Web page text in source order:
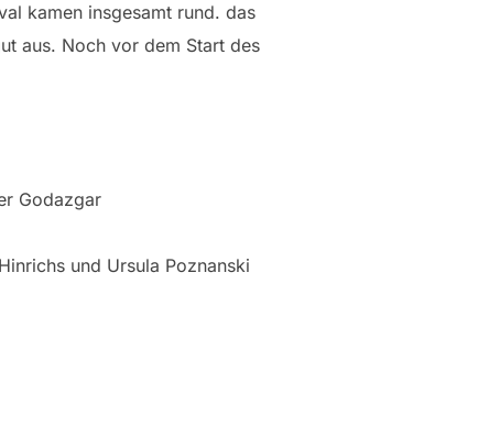
kamen insgesamt rund. das
aus. Noch vor dem Start des
Godazgar
und Ursula Poznanski